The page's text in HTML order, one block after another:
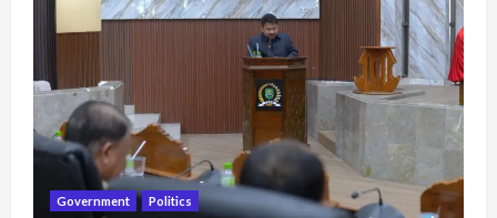
Government Politics